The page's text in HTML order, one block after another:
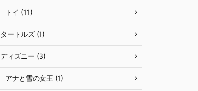
トイ (11)
タートルズ (1)
ディズニー (3)
アナと雪の女王 (1)